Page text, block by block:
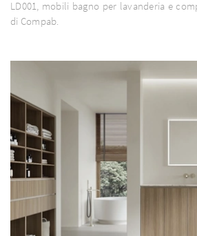
LD001, mobili bagno per lavanderia e
di Compab.